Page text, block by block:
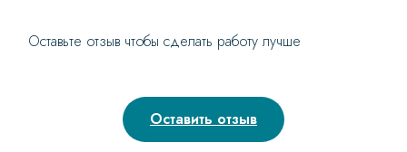
Оставьте отзыв чтобы сделать работу лучше
Оставить отзыв